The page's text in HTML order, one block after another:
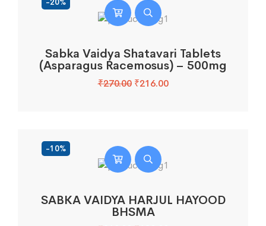
Sabka Vaidya Shatavari Tablets
(Asparagus Racemosus) – 500mg
₹270.00 Original
₹216.00Current
-10%
SABKA VAIDYA HARJUL HAYOOD
BHSMA